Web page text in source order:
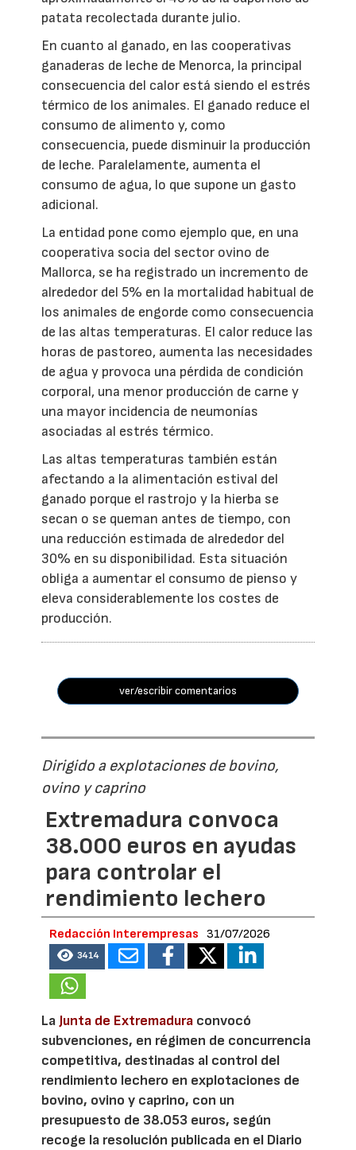
patata recolectada durante julio.
En cuanto al ganado, en las cooperativas
ganaderas de leche de Menorca, la principal
consecuencia del calor está siendo el estrés
térmico de los animales. El ganado reduce el
consumo de alimento y, como
consecuencia, puede disminuir la producción
de leche. Paralelamente, aumenta el
consumo de agua, lo que supone un gasto
adicional.
La entidad pone como ejemplo que, en una
cooperativa socia del sector ovino de
Mallorca, se ha registrado un incremento de
alrededor del 5% en la mortalidad habitual de
los animales de engorde como consecuencia
de las altas temperaturas. El calor reduce las
horas de pastoreo, aumenta las necesidades
de agua y provoca una pérdida de condición
corporal, una menor producción de carne y
una mayor incidencia de neumonías
asociadas al estrés térmico.
Las altas temperaturas también están
afectando a la alimentación estival del
ganado porque el rastrojo y la hierba se
secan o se queman antes de tiempo, con
una reducción estimada de alrededor del
30% en su disponibilidad. Esta situación
obliga a aumentar el consumo de pienso y
eleva considerablemente los costes de
producción.
ver/escribir comentarios
Dirigido a explotaciones de bovino,
ovino y caprino
Extremadura convoca
38.000 euros en ayudas
para controlar el
rendimiento lechero
Redacción Interempresas 31/07/2026
3414
La Junta de Extremadura convocó
subvenciones, en régimen de concurrencia
competitiva, destinadas al control del
rendimiento lechero en explotaciones de
bovino, ovino y caprino, con un
presupuesto de 38.053 euros, según
recoge la resolución publicada en el Diario